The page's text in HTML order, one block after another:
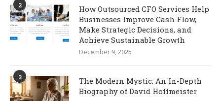
2
How Outsourced CFO Services Help
Businesses Improve Cash Flow,
Make Strategic Decisions, and
Achieve Sustainable Growth
December 9, 2025
3
The Modern Mystic: An In-Depth
Biography of David Hoffmeister